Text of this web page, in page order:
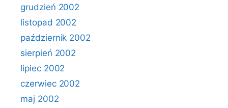
grudzień 2002
listopad 2002
październik 2002
sierpień 2002
lipiec 2002
czerwiec 2002
maj 2002